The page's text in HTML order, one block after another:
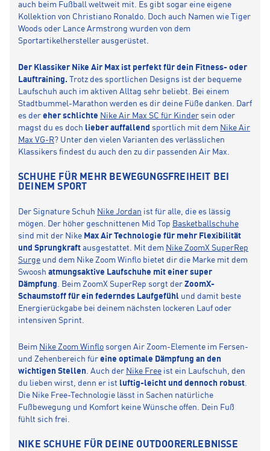
auch beim Fußball weltweit mit. Es gibt sogar eine eigene
Kollektion von Christiano Ronaldo. Doch auch Namen wie Tiger
Woods oder Lance Armstrong wurden von dem
Sportartikelhersteller ausgerüstet.
Der Klassiker Nike Air Max ist perfekt für dein Fitness- oder
Lauftraining. Trotz des sportlichen Designs ist der bequeme
Laufschuh auch im aktiven Alltag sehr beliebt. Bei einem
Stadtbummel-Marathon werden es dir deine Füße danken. Darf
es der eher schlichte Nike Air Max SC für Kinder sein oder
magst du es doch lieber auffallend sportlich mit dem Nike Air
Max VG-R? Unter den vielen Varianten des verlässlichen
Klassikers findest du auch den zu dir passenden Air Max.
SCHUHE FÜR MEHR BEWEGUNGSFREIHEIT BEI
DEINEM SPORT
Der Signature Schuh Nike Jordan ist für alle, die es lässig
mögen. Der höher geschnittenen Mid Top Basketballschuhe
sind mit der Nike Max Air Technologie für mehr Flexibilität
und Sprungkraft ausgestattet. Mit dem Nike ZoomX SuperRep
Surge und dem Nike Zoom Winflo bietet dir die Marke mit dem
Swoosh atmungsaktive Laufschuhe mit einer super
Dämpfung. Beim ZoomX SuperRep sorgt der ZoomX-
Schaumstoff für ein federndes Laufgefühl und damit beste
Energierückgabe bei deinem nächsten lockeren Lauf oder
intensiven Sprint.
Beim Nike Zoom Winflo sorgen Air Zoom-Elemente im Fersen-
und Zehenbereich für eine optimale Dämpfung an den
wichtigen Stellen. Auch der Nike Free ist ein Laufschuh, den
du lieben wirst, denn er ist luftig-leicht und dennoch robust.
Die Nike Free-Technologie lässt in Sachen natürliche
Fußbewegung und Komfort keine Wünsche offen. Dein Fuß
fühlt sich frei.
NIKE SCHUHE FÜR DEINE OUTDOORERLEBNISSE